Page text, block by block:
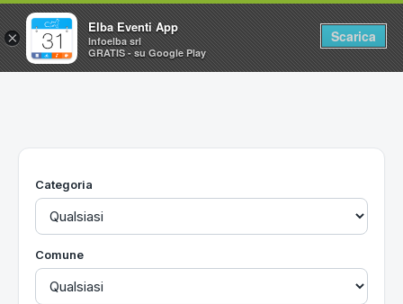
Home
Utilità
Categoria
Comune
×
Elba Eventi App
Infoelba srl
GRATIS - su Google Play
Scarica